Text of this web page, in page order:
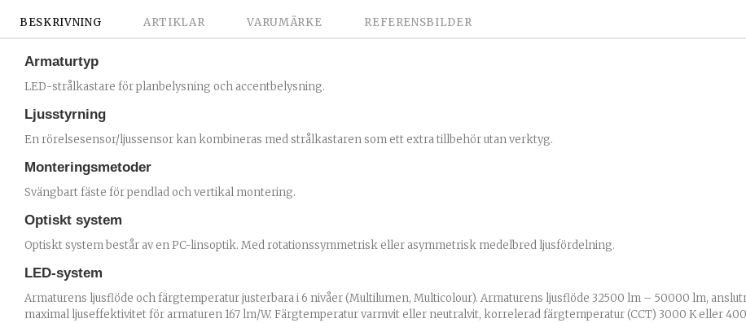
BESKRIVNING ARTIKLAR VARUMÄRKE REFERENSBILDER
Armaturtyp
LED-strålkastare för planbelysning och accentbelysning.
Ljusstyrning
En rörelsesensor/ljussensor kan kombineras med strålkastaren som ett extra tillbehör utan verktyg.
Monteringsmetoder
Svängbart fäste för pendlad och vertikal montering.
Optiskt system
Optiskt system består av en PC-linsoptik. Med rotationssymmetrisk eller asymmetrisk medelbred ljusfördelning.
LED-system
Armaturens ljusflöde och färgtemperatur justerbara i 6 nivåer (Multilumen, Multicolour). Armaturens ljusflöde 32500 lm – 50000 lm,
maximal ljuseffektivitet för armaturen 167 lm/W. Färgtemperatur varmvit eller neutralvit, korrelerad färgtemperatur (CCT) 3000 K eller